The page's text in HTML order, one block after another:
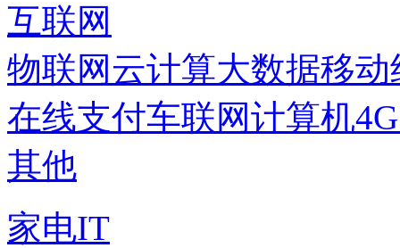
互联网
物联网 云计算大数据移动
在线支付车联网计算机
其他
家电IT